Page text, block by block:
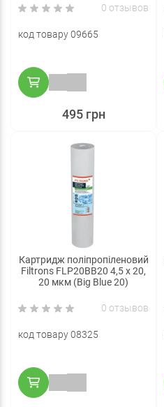
0 отзывов
код товару 09665
495 грн
Картридж поліпропіленовий
Filtrons FLP20BB20 4,5 x 20,
20 мкм (Big Blue 20)
0 отзывов
код товару 08325